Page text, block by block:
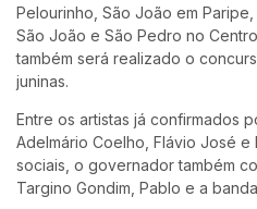
Pelourinho, São João em
São João e São Pedro no
também será realizado o
juninas.
Entre os artistas já confirmados
Adelmário Coelho, Flávio José e
sociais, o governador também
Targino Gondim, Pablo e a